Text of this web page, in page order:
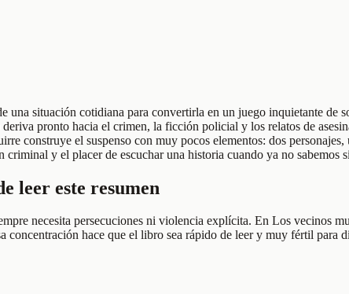
una situación cotidiana para convertirla en un juego inquietante de
pronto hacia el crimen, la ficción policial y los relatos de
construye el suspenso con muy pocos elementos: dos
y el placer de escuchar una historia cuando ya no sabemos
leer este resumen
necesita persecuciones ni violencia explícita. En Los vecinos
concentración hace que el libro sea rápido de leer y muy fértil